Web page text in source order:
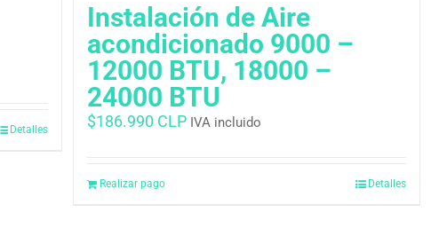
Detalles
Instalación de Aire
acondicionado 9000 –
12000 BTU, 18000 –
24000 BTU
$186.990 CLP IVA incluido
Realizar pago Detalles